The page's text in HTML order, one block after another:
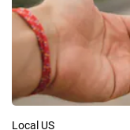
Local US